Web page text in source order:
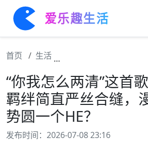
爱乐趣生活
首页 生活
“你我怎么两清”这首
羁绊简直严丝合缝，
势圆一个HE？
发布时间：2026-07-08 23:16